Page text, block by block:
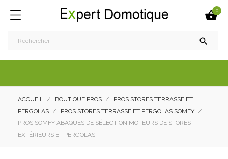
0

ACCUEIL BOUTIQUE PROS
PROS STORES TERRASSE ET
PERGOLAS
PROS STORES TERRASSE ET PERGOLAS SOMFY
PROS SOMFY ABAQUES DE SÉLECTION MOTEURS DE STORES
EXTÉRIEURS ET PERGOLAS